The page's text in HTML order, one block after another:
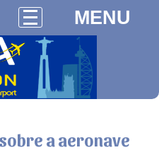
MENU
a aeronave